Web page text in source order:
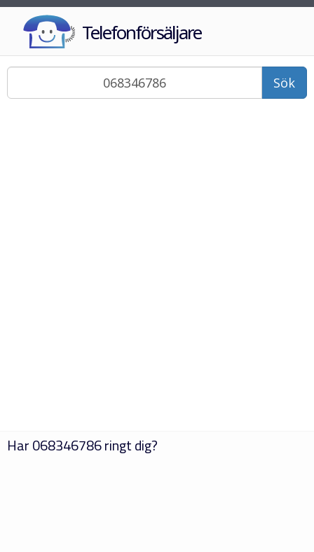
Telefonförsäljare
Sök
Har068346786ringt dig?